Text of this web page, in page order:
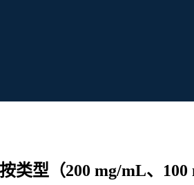
类型（200 mg/mL、